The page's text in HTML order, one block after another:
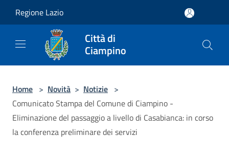
Regione Lazio
Città di
Ciampino
Home > Novità > Notizie >
Comunicato Stampa del Comune di Ciampino -
Eliminazione del passaggio a livello di Casabianca: in corso
la conferenza preliminare dei servizi